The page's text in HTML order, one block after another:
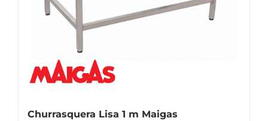
Churrasquera Lisa 1 m Maigas